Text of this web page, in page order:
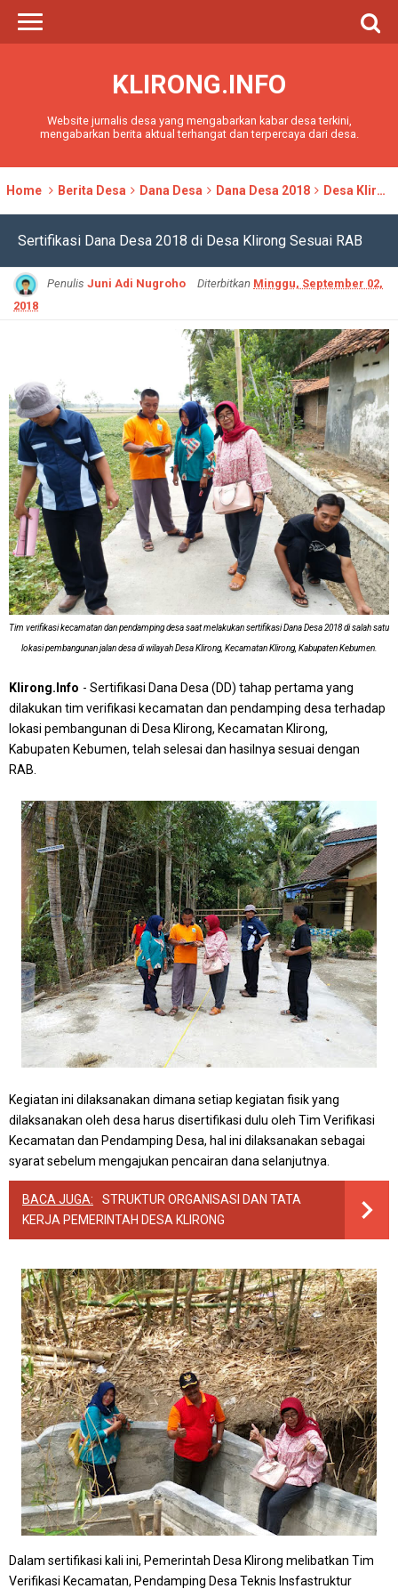
KLIRONG.INFO
Website jurnalis desa yang mengabarkan kabar desa terkini,
mengabarkan berita aktual terhangat dan terpercaya dari desa.
Home Berita Desa Dana Desa Dana Desa 2018 Desa Klirong
Sertifikasi Dana Desa 2018 di Desa Klirong Sesuai RAB
Penulis Juni Adi Nugroho Diterbitkan Minggu, September 02,
2018
Tim verifikasi kecamatan dan pendamping desa saat melakukan sertifikasi Dana Desa 2018 di salah satu
lokasi pembangunan jalan desa di wilayah Desa Klirong, Kecamatan Klirong, Kabupaten Kebumen.
Klirong.Info - Sertifikasi Dana Desa (DD) tahap pertama yang
dilakukan tim verifikasi kecamatan dan pendamping desa terhadap
lokasi pembangunan di Desa Klirong, Kecamatan Klirong,
Kabupaten Kebumen, telah selesai dan hasilnya sesuai dengan
RAB.
Kegiatan ini dilaksanakan dimana setiap kegiatan fisik yang
dilaksanakan oleh desa harus disertifikasi dulu oleh Tim Verifikasi
Kecamatan dan Pendamping Desa, hal ini dilaksanakan sebagai
syarat sebelum mengajukan pencairan dana selanjutnya.
BACA JUGA:
STRUKTUR ORGANISASI DAN TATA
KERJA PEMERINTAH DESA KLIRONG
Dalam sertifikasi kali ini, Pemerintah Desa Klirong melibatkan Tim
Verifikasi Kecamatan, Pendamping Desa Teknis Insfastruktur